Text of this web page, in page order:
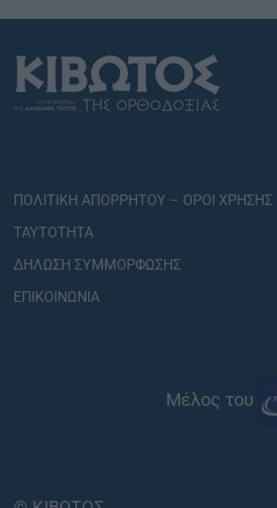
ΠΟΛΙΤΙΚΗ ΑΠΟΡΡΗΤΟΥ – ΟΡΟΙ ΧΡΗΣΗΣ
ΤΑΥΤΟΤΗΤΑ
ΔΗΛΩΣΗ ΣΥΜΜΟΡΦΩΣΗΣ
ΕΠΙΚΟΙΝΩΝΙΑ
Μέλος του